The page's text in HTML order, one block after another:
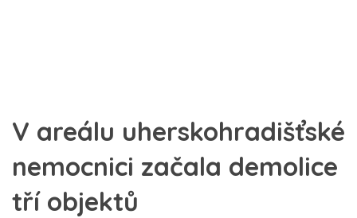
V areálu uherskohradišťské
nemocnici začala demolice
tří objektů